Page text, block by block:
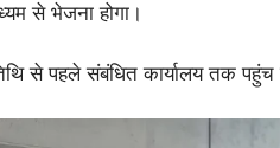
से भेजना होगा।
से पहले संबंधित कार्यालय तक पहुंच